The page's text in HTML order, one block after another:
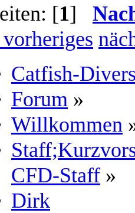
[1]
Catfish-
Forum »
Willkommen
CFD-Staff »
Dirk